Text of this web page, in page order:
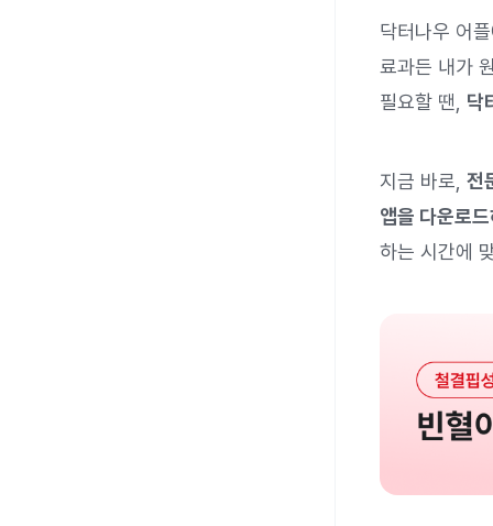
닥터나우 어
료과든 내가
필요할 땐, 닥
지금 바로, 전
앱을 다운로
하는 시간에